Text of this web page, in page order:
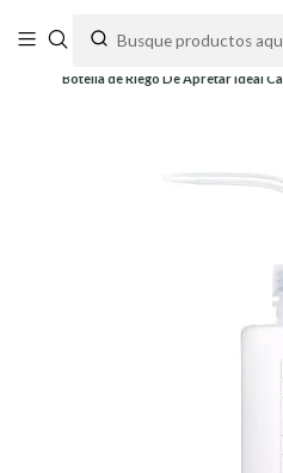
Botella de Riego De Apretar Ideal